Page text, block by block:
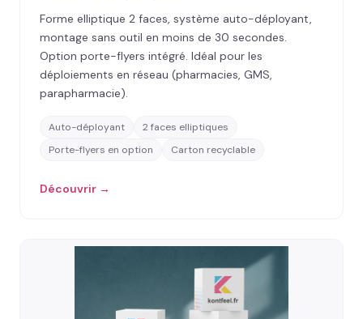
Forme elliptique 2 faces, système auto-déployant,
montage sans outil en moins de 30 secondes.
Option porte-flyers intégré. Idéal pour les
déploiements en réseau (pharmacies, GMS,
parapharmacie).
Auto-déployant
2 faces elliptiques
Porte-flyers en option
Carton recyclable
Découvrir →